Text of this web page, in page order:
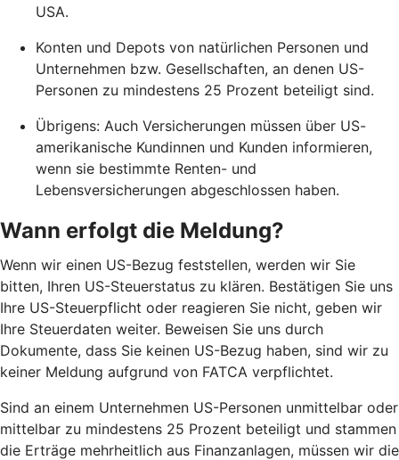
USA.
Konten und Depots von natürlichen Personen und
Unternehmen bzw. Gesellschaften, an denen US-
Personen zu mindestens 25 Prozent beteiligt sind.
Übrigens: Auch Versicherungen müssen über US-
amerikanische Kundinnen und Kunden informieren,
wenn sie bestimmte Renten- und
Lebensversicherungen abgeschlossen haben.
Wann erfolgt die Meldung?
Wenn wir einen US-Bezug feststellen, werden wir Sie
bitten, Ihren US-Steuerstatus zu klären. Bestätigen Sie uns
Ihre US-Steuerpflicht oder reagieren Sie nicht, geben wir
Ihre Steuerdaten weiter. Beweisen Sie uns durch
Dokumente, dass Sie keinen US-Bezug haben, sind wir zu
keiner Meldung aufgrund von FATCA verpflichtet.
Sind an einem Unternehmen US-Personen unmittelbar oder
mittelbar zu mindestens 25 Prozent beteiligt und stammen
die Erträge mehrheitlich aus Finanzanlagen, müssen wir die